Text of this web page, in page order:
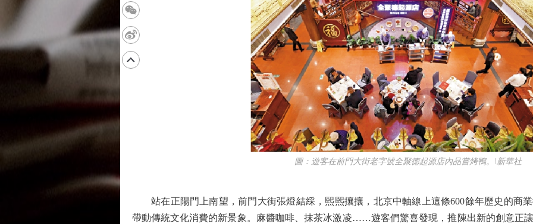
圖：遊客在前門大街老字號全聚德起源店內品嘗烤鴨。\新華社
站在正陽門上南望，前門大街張燈結綵，熙熙攘攘，北京中軸線上這條600餘年歷史的商
帶動傳統文化消費的新景象。麻醬咖啡、抹茶冰激凌……遊客們驚喜發現，推陳出新的創意正